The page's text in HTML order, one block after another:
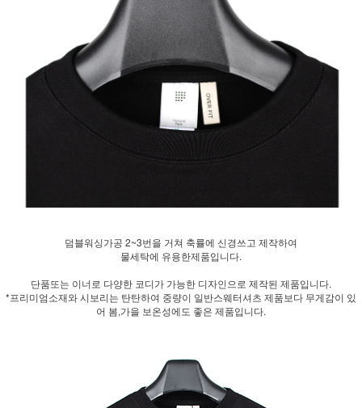
덤블워싱가공 2~3번을 거쳐 축률에 신경쓰고 제작하여
물세탁에 유용한제품입니다.
단품또는 이너로 다양한 코디가 가능한 디자인으로 제작된 제품입니다.
*프리미엄소재와 시보리는 탄탄하여 중량이 일반스웨터셔츠 제품보다 무게감이 있
어 봄,가을 보온성에도 좋은 제품입니다.